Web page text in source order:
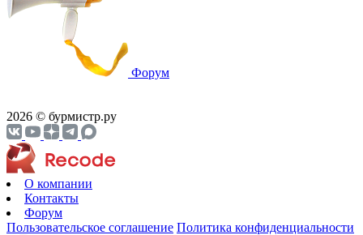
Форум
2026 © бурмистр.ру
О компании
Контакты
Форум
Пользовательское соглашение Политика конфиденциальности